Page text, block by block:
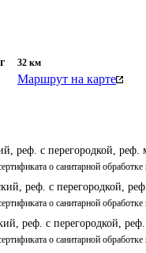
32 км
Маршрут на карте
реф. с перегородкой,
о санитарной обработке
реф. с перегородкой,
о санитарной обработке
реф. с перегородкой,
о санитарной обработке